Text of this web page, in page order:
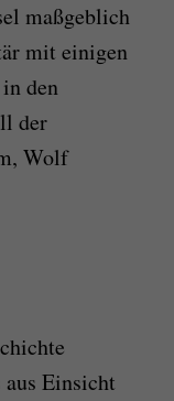
maßgeblich
mit einigen
den
der
Wolf
Einsicht